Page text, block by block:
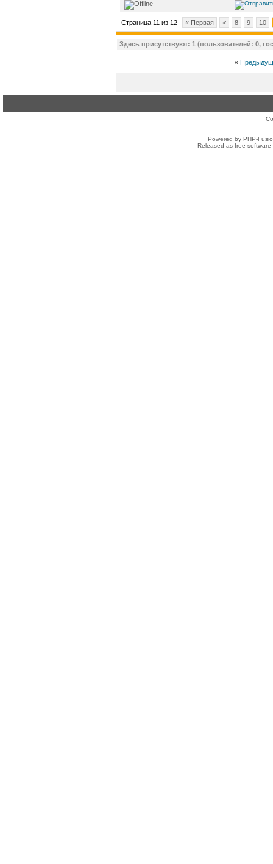
Страница 11 из 12 « Первая < 8 9 10
Здесь присутствуют: 1 (пользователей: 0,
«
Powered by PHP-
Released as free